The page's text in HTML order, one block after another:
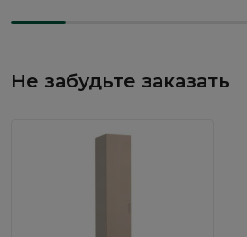
Не забудьте заказать